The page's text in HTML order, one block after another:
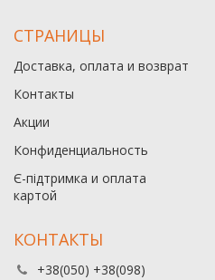
СТРАНИЦЫ
Доставка, оплата и возврат
Контакты
Акции
Конфиденциальность
Є-підтримка и оплата
картой
КОНТАКТЫ
+38(050) +38(098)